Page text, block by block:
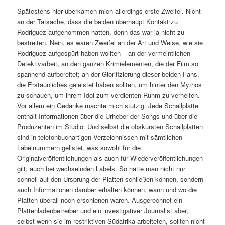
Spätestens hier überkamen mich allerdings erste Zweifel. Nicht
an der Tatsache, dass die beiden überhaupt Kontakt zu
Rodriguez aufgenommen hatten, denn das war ja nicht zu
bestreiten. Nein, es waren Zweifel an der Art und Weise, wie sie
Rodriguez aufgespürt haben wollten – an der vermeintlichen
Detektivarbeit, an den ganzen Krimielementen, die der Film so
spannend aufbereitet; an der Glorifizierung dieser beiden Fans,
die Erstaunliches geleistet haben sollten, um hinter den Mythos
zu schauen, um ihrem Idol zum verdienten Ruhm zu verhelfen.
Vor allem ein Gedanke machte mich stutzig: Jede Schallplatte
enthält Informationen über die Urheber der Songs und über die
Produzenten im Studio. Und selbst die obskursten Schallplatten
sind in telefonbuchartigen Verzeichnissen mit sämtlichen
Labelnummern gelistet, was sowohl für die
Originalveröffentlichungen als auch für Wiederveröffentlichungen
gilt, auch bei wechselnden Labels. So hätte man nicht nur
schnell auf den Ursprung der Platten schließen können, sondern
auch Informationen darüber erhalten können, wann und wo die
Platten überall noch erschienen waren. Ausgerechnet ein
Plattenladenbetreiber und ein investigativer Journalist aber,
selbst wenn sie im restriktiven Südafrika arbeiteten, sollten nicht